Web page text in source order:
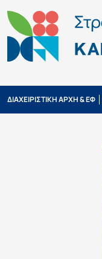
ΔΙΑΧΕΙΡΙΣΤΙΚΗ ΑΡΧΗ & ΕΦ